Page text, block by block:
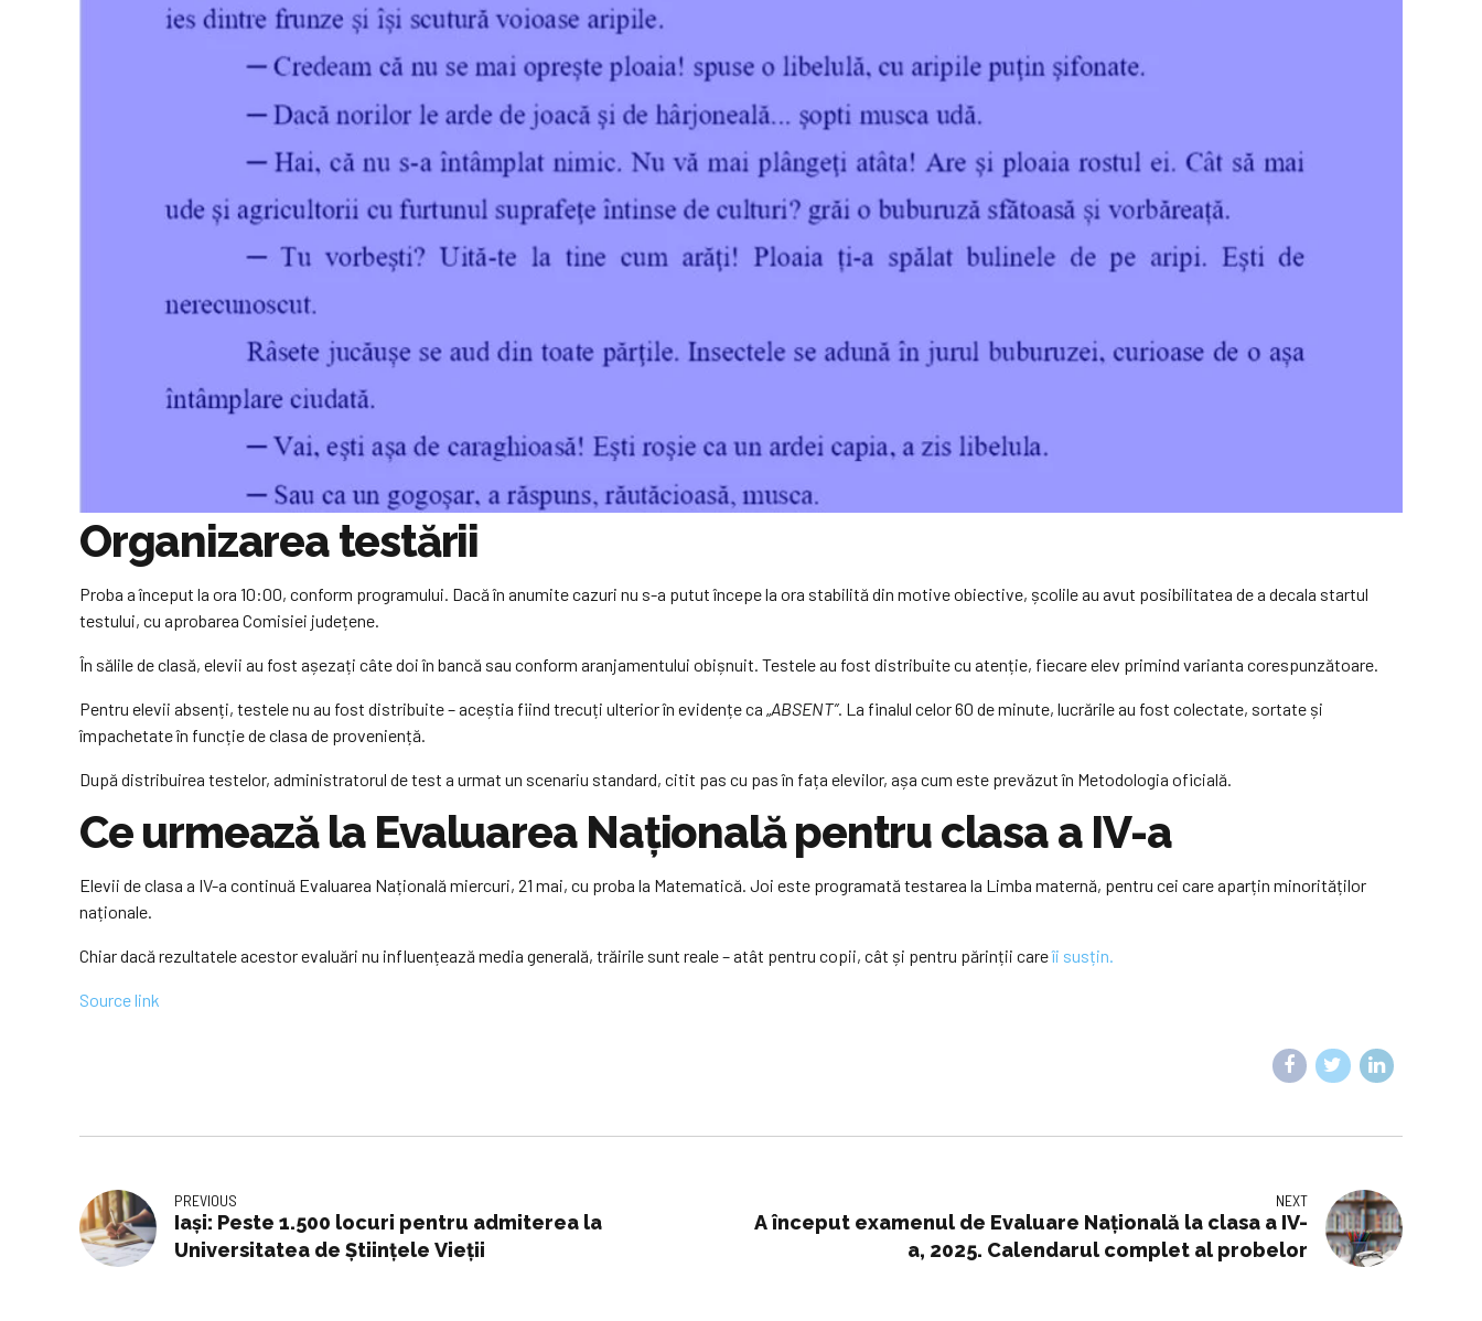
Organizarea testării
Proba a început la ora 10:00, conform programului. Dacă în anumite cazuri nu s-a putut începe la ora stabilită din motive obiective, școlile au avut posibilitatea de a decala startul
testului, cu aprobarea Comisiei județene.
În sălile de clasă, elevii au fost așezați câte doi în bancă sau conform aranjamentului obișnuit. Testele au fost distribuite cu atenție, fiecare elev primind varianta corespunzătoare.
Pentru elevii absenți, testele nu au fost distribuite – aceștia fiind trecuți ulterior în evidențe ca „ ABSENT”. La finalul celor 60 de minute, lucrările au fost colectate, sortate și
împachetate în funcție de clasa de proveniență.
După distribuirea testelor, administratorul de test a urmat un scenariu standard, citit pas cu pas în fața elevilor, așa cum este prevăzut în Metodologia oficială.
Ce urmează la Evaluarea Națională pentru clasa a IV-a
Elevii de clasa a IV-a continuă Evaluarea Națională miercuri, 21 mai, cu proba la Matematică. Joi este programată testarea la Limba maternă, pentru cei care aparțin minorităților
naționale.
Chiar dacă rezultatele acestor evaluări nu influențează media generală, trăirile sunt reale – atât pentru copii, cât și pentru părinții careîi susțin.
Source link
PREVIOUS
Iași: Peste 1.500 locuri pentru admiterea la
Universitatea de Științele Vieții
NEXT
A început examenul de Evaluare Națională la clasa a IV-
a, 2025. Calendarul complet al probelor